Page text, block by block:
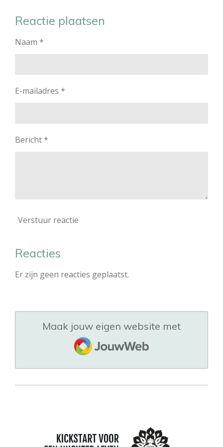
e
n
l
r
e
e
n
Reactie plaatsen
Naam *
E-mailadres *
Bericht *
Verstuur reactie
Reacties
Er zijn geen reacties geplaatst.
Maak jouw eigen website met
JouwWeb